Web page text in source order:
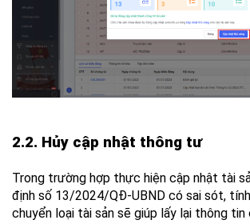
2.2. Hủy cập nhật thông tư
Trong trường hợp thực hiện cập nhật tài
định số 13/2024/QĐ-UBND có sai sót,
chuyển loại tài sản sẽ giúp lấy lại thông tin